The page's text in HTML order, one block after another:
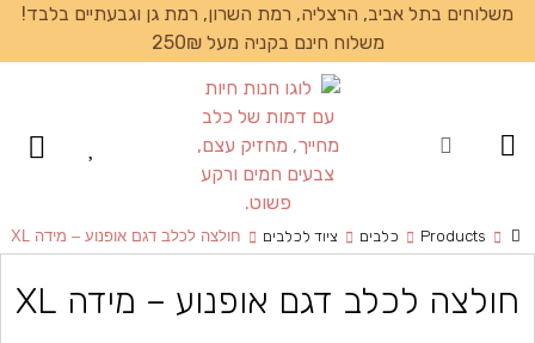
משלוחים בתל אביב, הרצליה, רמת השרון, רמת גן וגבעתיים בלבד!
משלוח חינם בקניה מעל 250₪
Products כלבים ציוד לכלבים חולצה לכלב דגם אופנוע – מידה XL
חולצה לכלב דגם אופנוע – מידה XL